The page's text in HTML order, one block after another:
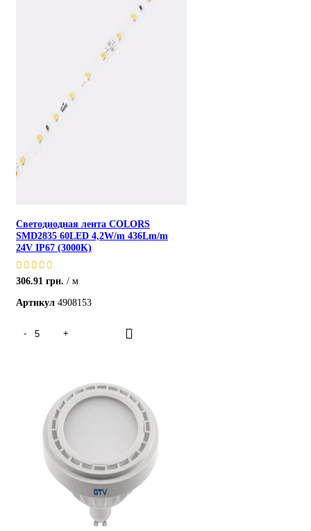
Светодиодная лента COLORS
SMD2835 60LED 4,2W/m 436Lm/m
24V IP67 (3000K)
306.91 грн.
м
Артикул 4908153